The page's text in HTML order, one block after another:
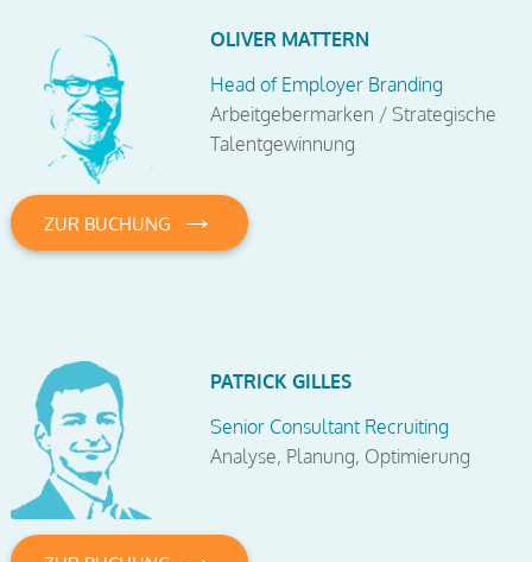
OLIVER MATTERN
Head of Employer Branding
Arbeitgebermarken / Strategische
Talentgewinnung
ZUR BUCHUNG →
PATRICK GILLES
Senior Consultant Recruiting
Analyse, Planung, Optimierung